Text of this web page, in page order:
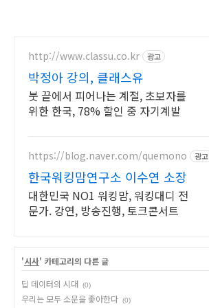
http://www.classu.co.kr 광고
박정아 강의, 클래스유
붓 끝에서 피어나는 계절, 초보자를
위한 한국, 78% 할인 중 자기계발
https://blog.naver.com/quemono 광고
한국워킹맘연구소 이수연 소장
대한민국 NO1 워킹맘, 워킹대디 전
문가. 강연, 방송진행, 토크콘서트
'시사' 카테고리의 다른 글
딥 데이터의 시대 (0)
우리는 모두 소문을 좋아한다 (0)